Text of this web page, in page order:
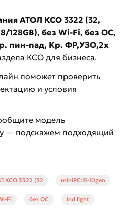
АТОЛ КСО 3322 (32,
128GB), без Wi-Fi, без ОС,
пин-пад, Кр. ФР,УЗО,2x
КСО для бизнеса.
поможет проверить
и условия
модель
— подскажем подходящий
КСО 3322 (32 miniPC:I5-10gen
Fi без ОС Ind.light